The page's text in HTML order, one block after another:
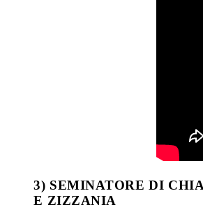
3) SEMINATORE DI
E ZIZZANIA